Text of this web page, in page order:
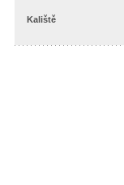
Kaliště